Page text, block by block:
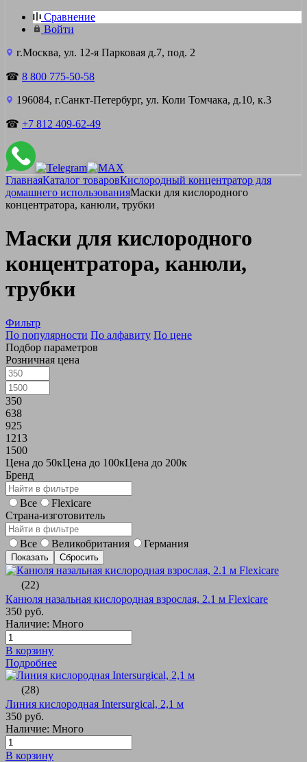
Сравнение
Войти
г.Москва, ул. 12-я Парковая д.7, под. 2
☎ 8 800 775-50-58
196084, г.Санкт-Петербург, ул. Коли Томчака, д.10, к.3
☎ +7 812 409-62-49
ГлавнаяКаталог товаровКислородный концентратор для
домашнего использованияМаски для кислородного
концентратора, канюли, трубки
Маски для кислородного
концентратора, канюли,
трубки
Фильтр
По популярности По алфавиту По цене
Подбор параметров
Розничная цена
350
638
925
1213
1500
Цена до 50кЦена до 100кЦена до 200к
Бренд
Все
Flexicare
Страна-изготовитель
Все Великобритания Германия
(22)
Канюля назальная кислородная взрослая, 2.1 м Flexicare
350 руб.
Наличие: Много
В корзину
Подробнее
(28)
Линия кислородная Intersurgical, 2,1 м
350 руб.
Наличие: Много
В корзину